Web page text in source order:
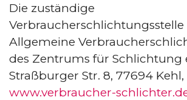
Die zuständige
Verbraucherschlichtungsstelle
Allgemeine
des Zentrums für Schlichtung
Straßburger Str. 8, 77694 Kehl,
www.verbraucher-